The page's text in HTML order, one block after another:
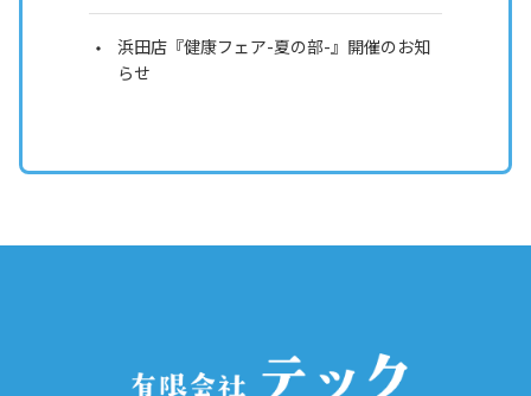
浜田店『健康フェア-夏の部-』開催のお知
らせ